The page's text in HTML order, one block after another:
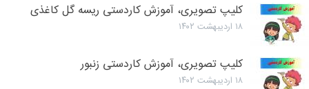
کلیپ تصویری، آموزش کاردستی ریسه گل کاغذی
۱۸ اردیبهشت ۱۴۰۲
کلیپ تصویری، آموزش کاردستی زنبور
۱۸ اردیبهشت ۱۴۰۲